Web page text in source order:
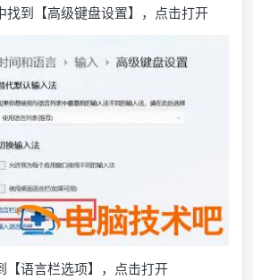
找到【高级键盘设置】，点击打开
【语言栏选项】，点击打开